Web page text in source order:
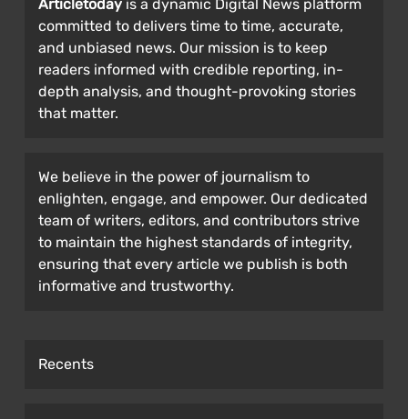
Articletoday is a dynamic Digital News platform
committed to delivers time to time, accurate,
and unbiased news. Our mission is to keep
readers informed with credible reporting, in-
depth analysis, and thought-provoking stories
that matter.
We believe in the power of journalism to
enlighten, engage, and empower. Our dedicated
team of writers, editors, and contributors strive
to maintain the highest standards of integrity,
ensuring that every article we publish is both
informative and trustworthy.
Recents